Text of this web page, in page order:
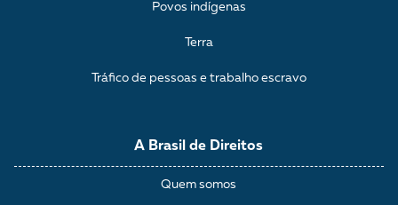
A Brasil de Direitos
Quem somos
Povos indígenas
Terra
Tráfico de pessoas e trabalho escravo